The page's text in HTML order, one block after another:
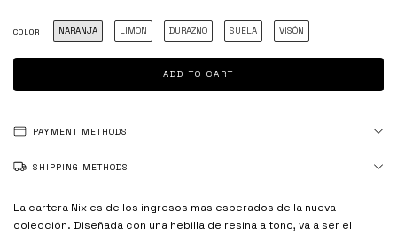
COLOR NARANJA LIMON DURAZNO SUELA VISÓN
PAYMENT METHODS
SHIPPING METHODS
La cartera Nix es de los ingresos mas esperados de la nueva
colección. Diseñada con una hebilla de resina a tono, va a ser el